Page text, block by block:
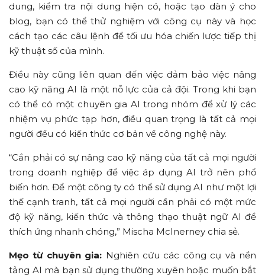
dung, kiểm tra nội dung hiện có, hoặc tạo dàn ý cho
blog, bạn có thể thử nghiệm với công cụ này và học
cách tạo các câu lệnh để tối ưu hóa chiến lược tiếp thị
kỹ thuật số của mình.
Điều này cũng liên quan đến việc đảm bảo việc nâng
cao kỹ năng AI là một nỗ lực của cả đội. Trong khi bạn
có thể có một chuyên gia AI trong nhóm để xử lý các
nhiệm vụ phức tạp hơn, điều quan trọng là tất cả mọi
người đều có kiến thức cơ bản về công nghệ này.
“Cần phải có sự nâng cao kỹ năng của tất cả mọi người
trong doanh nghiệp để việc áp dụng AI trở nên phổ
biến hơn. Để một công ty có thể sử dụng AI như một lợi
thế cạnh tranh, tất cả mọi người cần phải có một mức
độ kỹ năng, kiến thức và thông thạo thuật ngữ AI để
thích ứng nhanh chóng,” Mischa McInerney chia sẻ.
Mẹo từ chuyên gia: Nghiên cứu các công cụ và nền
tảng AI mà bạn sử dụng thường xuyên hoặc muốn bắt